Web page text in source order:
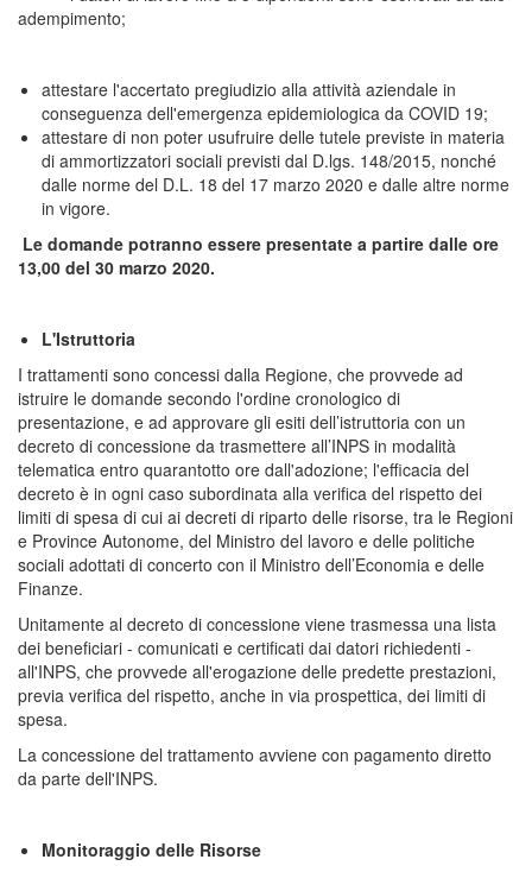
adempimento;
attestare l'accertato pregiudizio alla attività aziendale in
conseguenza dell'emergenza epidemiologica da COVID 19;
attestare di non poter usufruire delle tutele previste in materia
di ammortizzatori sociali previsti dal D.lgs. 148/2015, nonché
dalle norme del D.L. 18 del 17 marzo 2020 e dalle altre norme
in vigore.
Le domande potranno essere presentate a partire dalle ore
13,00 del 30 marzo 2020.
L'Istruttoria
I trattamenti sono concessi dalla Regione, che provvede ad
istruire le domande secondo l'ordine cronologico di
presentazione, e ad approvare gli esiti dell’istruttoria con un
decreto di concessione da trasmettere all’INPS in modalità
telematica entro quarantotto ore dall'adozione; l'efficacia del
decreto è in ogni caso subordinata alla verifica del rispetto dei
limiti di spesa di cui ai decreti di riparto delle risorse, tra le Regioni
e Province Autonome, del Ministro del lavoro e delle politiche
sociali adottati di concerto con il Ministro dell’Economia e delle
Finanze.
Unitamente al decreto di concessione viene trasmessa una lista
dei beneficiari - comunicati e certificati dai datori richiedenti -
all'INPS, che provvede all'erogazione delle predette prestazioni,
previa verifica del rispetto, anche in via prospettica, dei limiti di
spesa.
La concessione del trattamento avviene con pagamento diretto
da parte dell'INPS.
Monitoraggio delle Risorse